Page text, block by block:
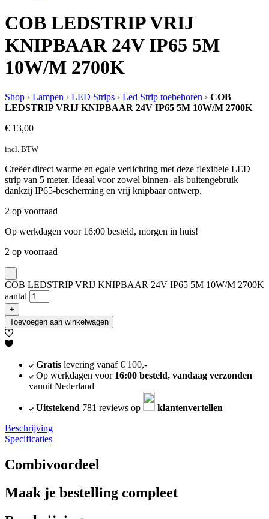
COB LEDSTRIP VRIJ
KNIPBAAR 24V IP65 5M
10W/M 2700K
Shop › Lampen › LED Strips › Led Strip toebehoren › COB
LEDSTRIP VRIJ KNIPBAAR 24V IP65 5M 10W/M 2700K
€ 13,00
incl. BTW
Creëer direct warme en egale verlichting met deze flexibele LED
strip van 5 meter. Ideaal voor zowel binnen- als buitengebruik
dankzij IP65-bescherming en vrij knipbaar ontwerp.
2 op voorraad
Op werkdagen voor 16:00 besteld, morgen in huis!
2 op voorraad
-
COB LEDSTRIP VRIJ KNIPBAAR 24V IP65 5M 10W/M 2700K
aantal
+
Toevoegen aan winkelwagen
Gratislevering vanaf € 100,-
Op werkdagen voor 16:00 besteld, vandaag verzonden
vanuit Nederland
Uitstekend 781 reviews op
klantenvertellen
Beschrijving
Specificaties
Combivoordeel
Maak je bestelling compleet